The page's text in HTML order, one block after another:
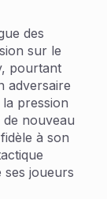
des
sur le
pourtant
adversaire
pression
de nouveau
à son
ses joueurs